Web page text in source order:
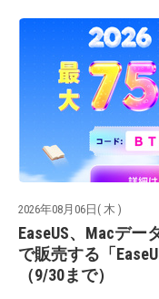
2026年08月06日( 木 )
EaseUS、Macデー
で販売する「
（9/30まで）